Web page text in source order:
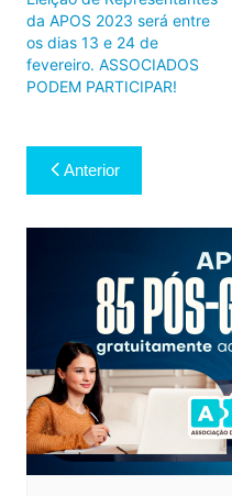
da APOS 2023 será entre
os dias 13 e 24 de
fevereiro. ASSOCIADOS
PODEM PARTICIPAR!
Navegação
de
Post
Anterior